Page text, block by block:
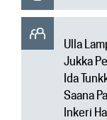
Ulla
Jukka
Ida
Saana
Inkeri